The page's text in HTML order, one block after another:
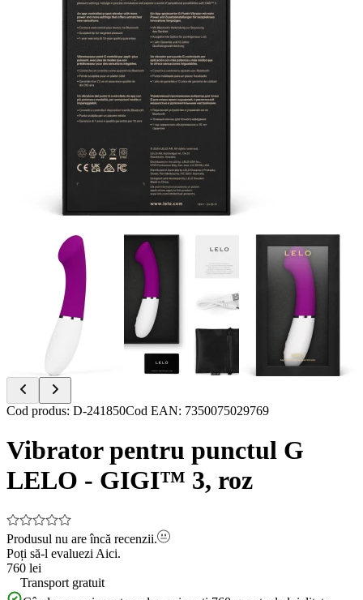
Item
of
4
Cod produs: D-241850Cod EAN: 7350075029769
Vibrator pentru punctul G
LELO - GIGI™ 3, roz
Produsul nu are încă recenzii.
Poți să-l evaluezi Aici.
760 lei
Transport gratuit